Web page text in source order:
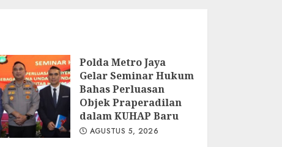
Polda Metro Jaya
Gelar Seminar Hukum
Bahas Perluasan
Objek Praperadilan
dalam KUHAP Baru
AGUSTUS 5, 2026